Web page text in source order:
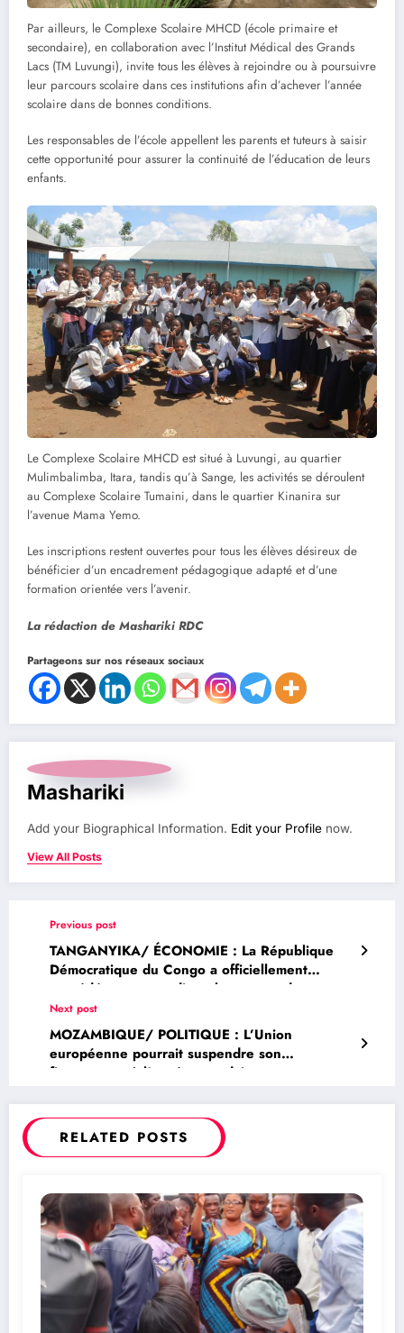
Par ailleurs, le Complexe Scolaire MHCD (école primaire et
secondaire), en collaboration avec l’Institut Médical des Grands
Lacs (TM Luvungi), invite tous les élèves à rejoindre ou à poursuivre
leur parcours scolaire dans ces institutions afin d’achever l’année
scolaire dans de bonnes conditions.
Les responsables de l’école appellent les parents et tuteurs à saisir
cette opportunité pour assurer la continuité de l’éducation de leurs
enfants.
Le Complexe Scolaire MHCD est situé à Luvungi, au quartier
Mulimbalimba, Itara, tandis qu’à Sange, les activités se déroulent
au Complexe Scolaire Tumaini, dans le quartier Kinanira sur
l’avenue Mama Yemo.
Les inscriptions restent ouvertes pour tous les élèves désireux de
bénéficier d’un encadrement pédagogique adapté et d’une
formation orientée vers l’avenir.
La rédaction de Mashariki RDC
Partageons sur nos réseaux sociaux
Mashariki
Add your Biographical Information. Edit your Profile now.
View All Posts
Previous post
TANGANYIKA/ ÉCONOMIE : La République
Démocratique du Congo a officiellement
procédé, ce mercredi, au lancement de sa
toute première raffinerie pilote d’or à Kalemie,
dans la province du Tanganyika.
Next post
MOZAMBIQUE/ POLITIQUE : L’Union
européenne pourrait suspendre son
financement à l’armée rwandaise au
RELATED POSTS